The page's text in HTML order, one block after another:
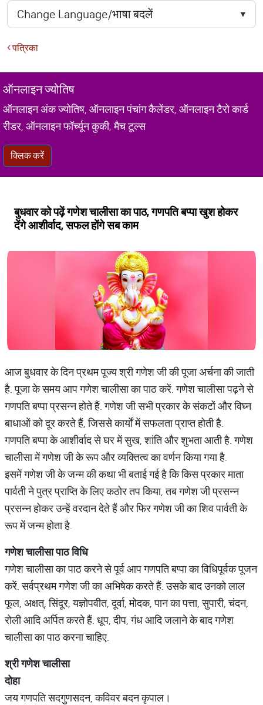
पत्रिका
ऑनलाइन ज्योतिष
ऑनलाइन अंक ज्योतिष, ऑनलाइन पंचांग कैलेंडर, ऑनलाइन टैरो कार्ड
रीडर, ऑनलाइन फॉर्च्यून कुकी, मैच टूल्स
क्लिक करें
बुधवार को पढ़ें गणेश चालीसा का पाठ, गणप​ति बप्पा खुश होकर
देंगे आशीर्वाद, सफल होंगे सब काम
आज बुधवार के दिन प्रथम पूज्य श्री गणेश जी की पूजा अर्चना की जाती
है. पूजा के समय आप गणेश चालीसा का पाठ करें. गणेश चालीसा पढ़ने से
गणपति बप्पा प्रसन्न होते हैं. गणेश जी सभी प्रकार के संकटों और विघ्न
बाधाओं को दूर करते हैं, जिससे कार्यों में सफलता प्राप्त होती है.
गणपति बप्पा के आशीर्वाद से घर में सुख, शांति और शुभता आती है. गणेश
चालीसा में गणेश जी के रूप और व्यक्तित्व का वर्णन किया गया है.
इसमें गणेश जी के जन्म की कथा भी बताई गई है कि किस प्रकार माता
पार्वती ने पुत्र प्राप्ति के लिए कठोर तप किया, तब गणेश जी प्रसन्न
प्रसन्न होकर उन्हें वरदान देते हैं और फिर गणेश जी का शिव पार्वती के
रूप में जन्म होता है.
गणेशचालीसापाठविधि
गणेश चालीसा का पाठ करने से पूर्व आप गणपति बप्पा का विधिपूर्व​क पूजन
करें. सर्वप्रथम गणेश जी का अभिषेक करते हैं. उसके बाद उनको लाल
फूल, अक्षत्, सिंदूर, यज्ञोपवीत, दूर्वा, मोदक, पान का पत्ता, सुपारी, चंदन,
रोली आदि अर्पित करते हैं. धूप, दीप, गंध आदि जलाने के बाद गणेश
चालीसा का पाठ करना चाहिए.
श्रीगणेशचालीसा
दोहा
जय गणपति सदगुणसदन, कविवर बदन कृपाल।